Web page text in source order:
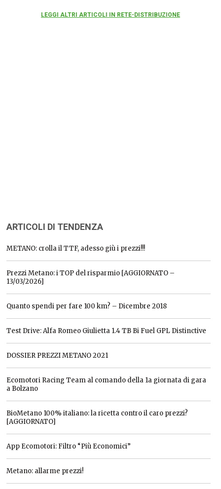
LEGGI ALTRI ARTICOLI IN RETE-DISTRIBUZIONE
ARTICOLI DI TENDENZA
METANO: crolla il TTF, adesso giù i prezzi!!!
Prezzi Metano: i TOP del risparmio [AGGIORNATO –
13/03/2026]
Quanto spendi per fare 100 km? – Dicembre 2018
Test Drive: Alfa Romeo Giulietta 1.4 TB Bi Fuel GPL Distinctive
DOSSIER PREZZI METANO 2021
Ecomotori Racing Team al comando della 1a giornata di gara
a Bolzano
BioMetano 100% italiano: la ricetta contro il caro prezzi?
[AGGIORNATO]
App Ecomotori: Filtro “Più Economici”
Metano: allarme prezzi!